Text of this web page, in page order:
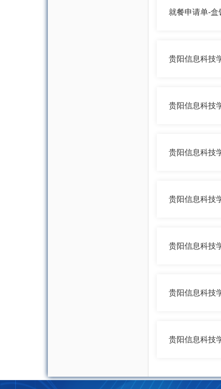
就餐申请单-盒
贵阳信息科技
贵阳信息科技
贵阳信息科技
贵阳信息科技
贵阳信息科技
贵阳信息科技
贵阳信息科技